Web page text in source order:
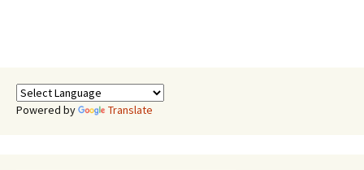
Powered by Translate